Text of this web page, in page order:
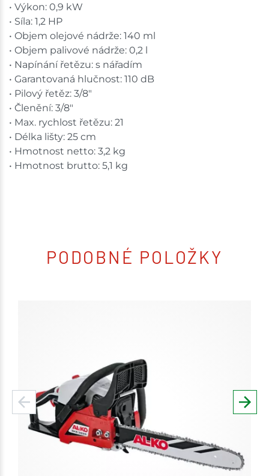
• Výkon: 0,9 kW
• Síla: 1,2 HP
• Objem olejové nádrže: 140 ml
• Objem palivové nádrže: 0,2 l
• Napínání řetězu: s nářadím
• Garantovaná hlučnost: 110 dB
• Pilový řetěz: 3/8"
• Členění: 3/8"
• Max. rychlost řetězu: 21
• Délka lišty: 25 cm
• Hmotnost netto: 3,2 kg
• Hmotnost brutto: 5,1 kg
PODOBNÉ POLOŽKY